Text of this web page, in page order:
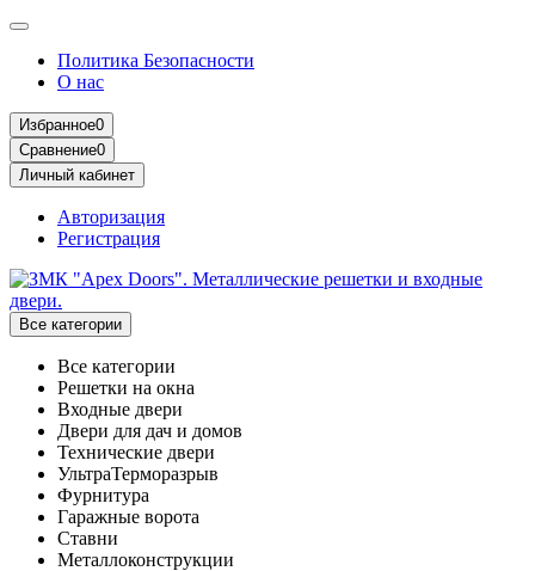
Политика Безопасности
О нас
Избранное0
Сравнение0
Личный кабинет
Авторизация
Регистрация
Все категории
Все категории
Решетки на окна
Входные двери
Двери для дач и домов
Технические двери
УльтраТерморазрыв
Фурнитура
Гаражные ворота
Ставни
Металлоконструкции